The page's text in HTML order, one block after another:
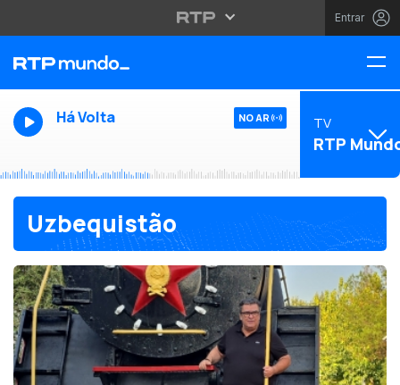
Entrar
Há Volta NO AR TV
RTP
Uzbequistão